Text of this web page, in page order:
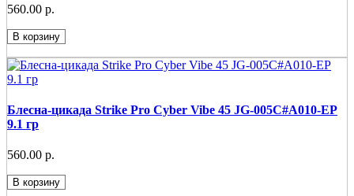
560.00 р.
В корзину
Блесна-цикада Strike Pro Cyber Vibe 45 JG-005C#A010-EP
9.1 гр
560.00 р.
В корзину